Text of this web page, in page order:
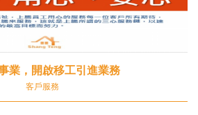
事業，開啟移工引進業務
客戶服務